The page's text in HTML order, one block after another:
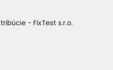
- FixTest s.r.o.